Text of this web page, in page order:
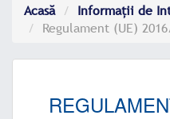
Acasă
Informații de
Regulament (UE)